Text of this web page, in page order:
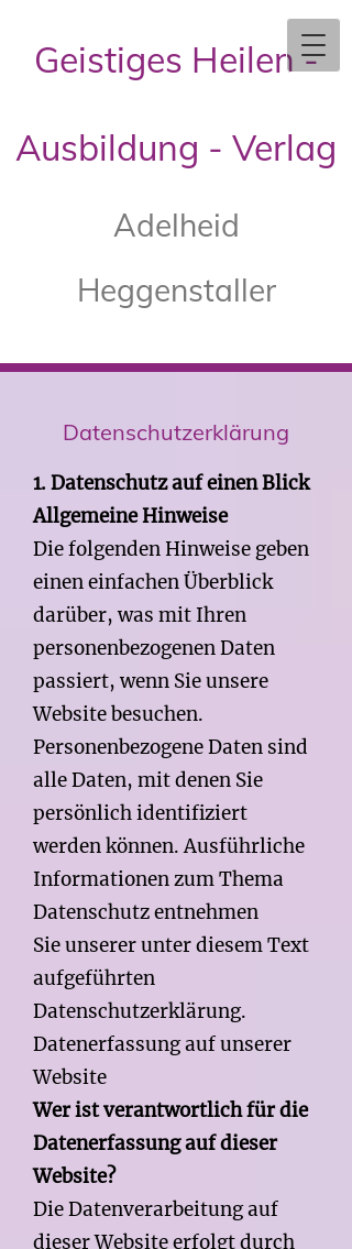
Geistiges Heilen -
Ausbildung - Verlag
Adelheid
Heggenstaller
Datenschutzerklärung
1​. D​atenschutz auf einen Blick
Allgemeine Hinweise​
Die folgenden Hinweise geben
einen einfachen Überblick
darüber, was mit Ihren
personenbezogenen Daten
passiert, wenn Sie unsere
Website besuchen.
Personenbezogene Daten sind
alle Daten, mit denen Sie
persönlich identifiziert
werden können. Ausführliche
Informationen zum Thema
Datenschutz entnehmen
Sie unserer unter diesem Text
aufgeführten
Datenschutzerklärung.
Datenerfassung auf unserer
Website
Wer ist verantwortlich für die
Datenerfassung auf dieser
Website?
Die Datenverarbeitung auf
dieser Website erfolgt durch